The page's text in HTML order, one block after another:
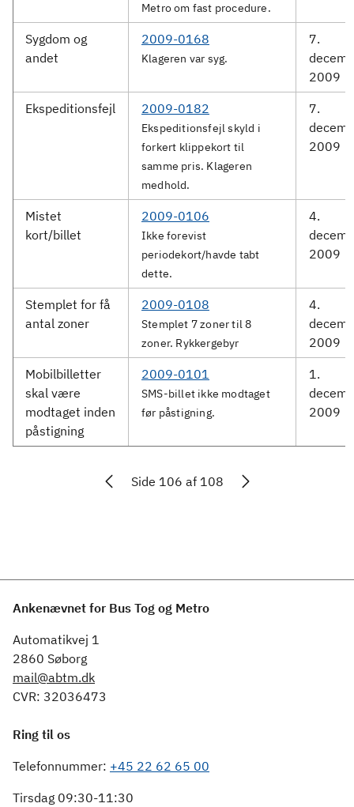
Metro om fast procedure.
Sygdom og
andet
2009-0168
Klageren var syg.
7.
2009
Ekspeditionsfejl
2009-0182
Ekspeditionsfejl skyld i
forkert klippekort til
samme pris. Klageren
medhold.
7.
2009
Mistet
kort/billet
2009-0106
Ikke forevist
periodekort/havde tabt
dette.
4.
2009
Stemplet for få
antal zoner
2009-0108
Stemplet 7 zoner til 8
zoner. Rykkergebyr
4.
2009
Mobilbilletter
skal være
modtaget inden
påstigning
2009-0101
SMS-billet ikke modtaget
før påstigning.
1.
2009
Side 106 af 108
Ankenævnet for Bus Tog og Metro
Automatikvej 1
2860 Søborg
mail@abtm.dk
CVR: 32036473
Ring til os
Telefonnummer: +45 22 62 65 00
Tirsdag 09:30-11:30